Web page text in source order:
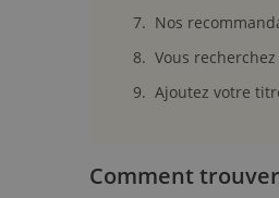
Nos
Vous
Ajoutez votre
Comment